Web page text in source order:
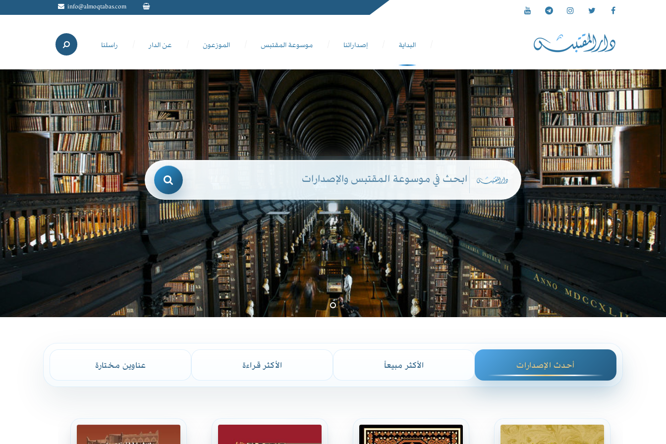
info@almoqtabas.com
البداية إصداراتنا موسوعة المقتبس الموزعون عن الدار راسلنا
أحدث الإصدارات الأكثر مبيعاً الأكثر قراءة عناوين مختارة